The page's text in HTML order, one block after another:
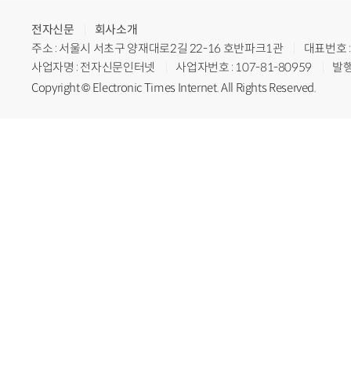
전자신문
회사소개
주소 : 서울시 서초구 양재대로2길 22-16 호반파크1관
대표번
사업자명 : 전자신문인터넷
사업자번호 : 107-81-80959
발
Copyright © Electronic Times Internet. All Rights Reserved.